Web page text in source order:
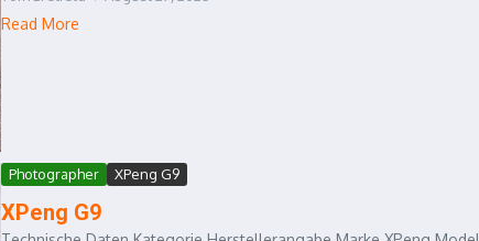
Read More
Photographer XPeng G9
XPeng G9